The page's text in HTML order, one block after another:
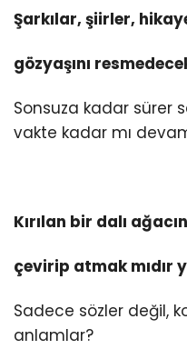
Şarkılar, şiirler,
gözyaşını
Sonsuza kadar sürer
vakte kadar mı
Kırılan bir dalı
çevirip atmak mıdır
Sadece sözler değil,
anlamlar?